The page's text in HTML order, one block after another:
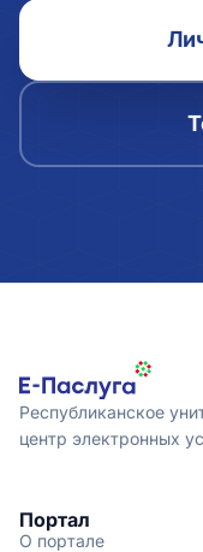
Республиканское
центр электронных
Портал
О портале